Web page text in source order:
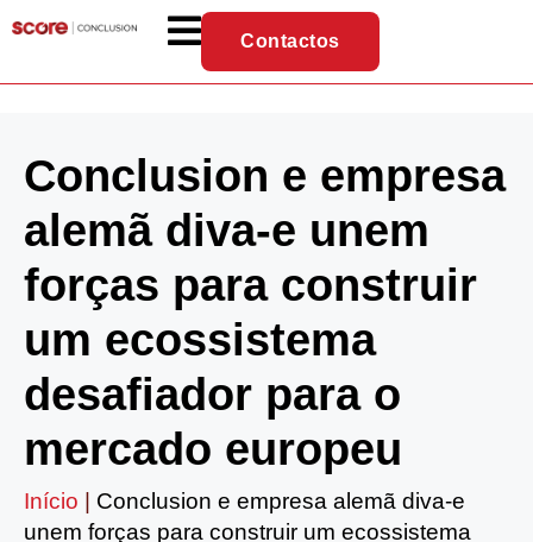
Contactos
Conclusion e empresa
alemã diva-e unem
forças para construir
um ecossistema
desafiador para o
mercado europeu
Início
Conclusion e empresa alemã diva-e
unem forças para construir um ecossistema